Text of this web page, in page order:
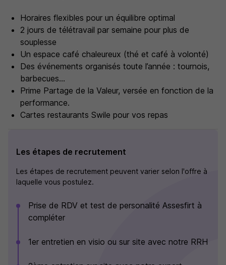
Horaires flexibles pour un équilibre optimal
2 jours de télétravail par semaine pour plus de
souplesse
Un espace café chaleureux (thé et café à volonté)
Des événements organisés toute l’année : tournois,
barbecues...
Prime Partage de la Valeur, versée en fonction de la
performance.
Cartes restaurants Swile pour vos repas
Les étapes de recrutement
Les étapes de recrutement peuvent varier selon l'offre à
laquelle vous postulez.
Prise de RDV et test de personalité Assesfirt à
compléter
1er entretien en visio ou sur site avec notre RRH